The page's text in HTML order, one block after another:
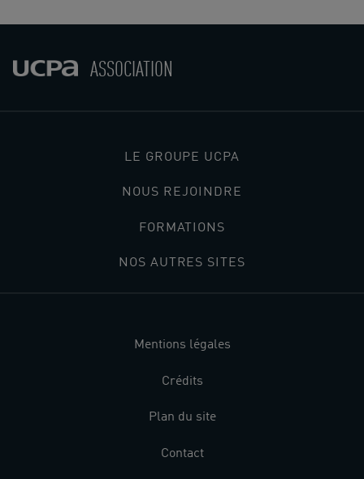
ASSOCIATION
LE GROUPE UCPA
NOUS REJOINDRE
FORMATIONS
NOS AUTRES SITES
Mentions légales
Crédits
Plan du site
Contact